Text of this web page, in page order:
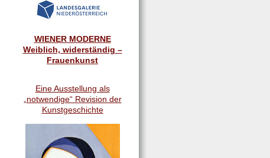
WIENER MODERNE
Weiblich, widerständig –
Frauenkunst
Eine Ausstellung als
„notwendige“ Revision der
Kunstgeschichte